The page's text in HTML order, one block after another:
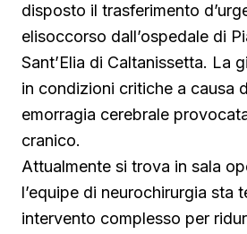
disposto il trasferimento
elisoccorso dall’ospedale di
Sant’Elia di Caltanissetta. La
in condizioni critiche a causa
emorragia cerebrale
cranico.
Attualmente si trova in sala
l’equipe di neurochirurgia sta
intervento complesso per